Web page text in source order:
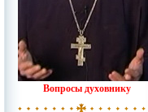
Вопросы духовнику